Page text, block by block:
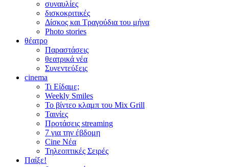
συναυλίες
δισκοκριτικές
Δίσκος και Τραγούδια του μήνα
Photo stories
θέατρο
Παραστάσεις
θεατρικά νέα
Συνεντεύξεις
cinema
Τι Είδαμε;
Weekly Smiles
Το βίντεο κλαμπ του Mix Grill
Ταινίες
Προτάσεις streaming
7 για την έβδομη
Cine Νέα
Τηλεοπτικές Σειρές
Παίξε!